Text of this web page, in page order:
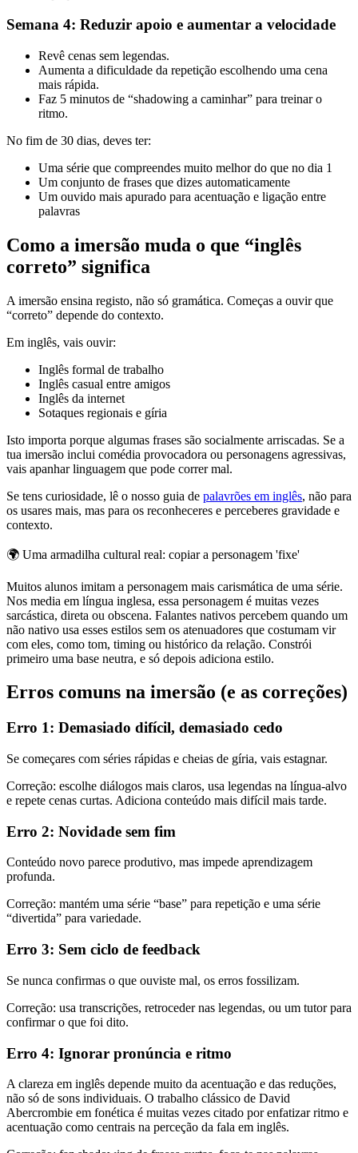
Semana 4: Reduzir apoio e aumentar a velocidade
Revê cenas sem legendas.
Aumenta a dificuldade da repetição escolhendo uma cena
mais rápida.
Faz 5 minutos de “shadowing a caminhar” para treinar o
ritmo.
No fim de 30 dias, deves ter:
Uma série que compreendes muito melhor do que no dia 1
Um conjunto de frases que dizes automaticamente
Um ouvido mais apurado para acentuação e ligação entre
palavras
Como a imersão muda o que “inglês
correto” significa
A imersão ensina registo, não só gramática. Começas a ouvir que
“correto” depende do contexto.
Em inglês, vais ouvir:
Inglês formal de trabalho
Inglês casual entre amigos
Inglês da internet
Sotaques regionais e gíria
Isto importa porque algumas frases são socialmente arriscadas. Se a
tua imersão inclui comédia provocadora ou personagens agressivas,
vais apanhar linguagem que pode correr mal.
Se tens curiosidade, lê o nosso guia de palavrões em inglês, não para
os usares mais, mas para os reconheceres e perceberes gravidade e
contexto.
🌍 Uma armadilha cultural real: copiar a personagem 'fixe'
Muitos alunos imitam a personagem mais carismática de uma série.
Nos media em língua inglesa, essa personagem é muitas vezes
sarcástica, direta ou obscena. Falantes nativos percebem quando um
não nativo usa esses estilos sem os atenuadores que costumam vir
com eles, como tom, timing ou histórico da relação. Constrói
primeiro uma base neutra, e só depois adiciona estilo.
Erros comuns na imersão (e as correções)
Erro 1: Demasiado difícil, demasiado cedo
Se começares com séries rápidas e cheias de gíria, vais estagnar.
Correção: escolhe diálogos mais claros, usa legendas na língua-alvo
e repete cenas curtas. Adiciona conteúdo mais difícil mais tarde.
Erro 2: Novidade sem fim
Conteúdo novo parece produtivo, mas impede aprendizagem
profunda.
Correção: mantém uma série “base” para repetição e uma série
“divertida” para variedade.
Erro 3: Sem ciclo de feedback
Se nunca confirmas o que ouviste mal, os erros fossilizam.
Correção: usa transcrições, retroceder nas legendas, ou um tutor para
confirmar o que foi dito.
Erro 4: Ignorar pronúncia e ritmo
A clareza em inglês depende muito da acentuação e das reduções,
não só de sons individuais. O trabalho clássico de David
Abercrombie em fonética é muitas vezes citado por enfatizar ritmo e
acentuação como centrais na perceção da fala em inglês.